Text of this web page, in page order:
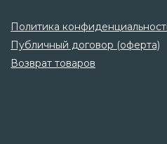
Политика
Публичный договор (оферта)
Возврат товаров